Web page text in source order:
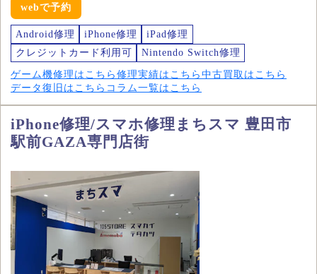
webで予約
Android修理 iPhone修理
iPad修理
クレジットカード利用可
Nintendo Switch修理
ゲーム機修理はこちら 修理実績はこちら 中古買取はこちら
データ復旧はこちら コラム一覧はこちら
iPhone修理/スマホ修理まちスマ 豊田市
駅前GAZA専門店街